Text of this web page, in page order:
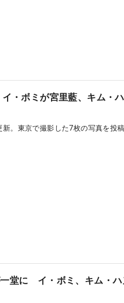
・ボミが宮里藍、キム・
。東京で撮影した7枚の写真を投稿
堂に イ・ボミ、キム・